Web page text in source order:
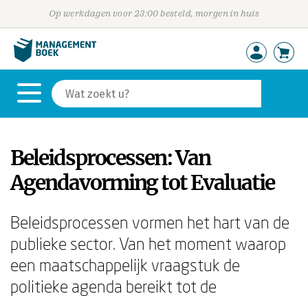
Op werkdagen voor 23:00 besteld, morgen in huis
Beleidsprocessen: Van
Agendavorming tot Evaluatie
Beleidsprocessen vormen het hart van de
publieke sector. Van het moment waarop
een maatschappelijk vraagstuk de
politieke agenda bereikt tot de